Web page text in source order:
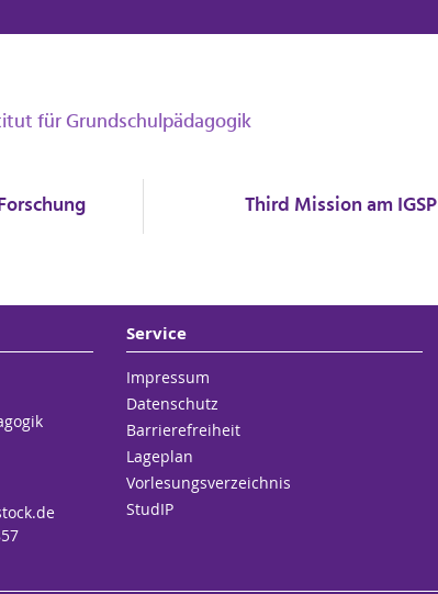
für Grundschulpädagogik
Third Mission am IGSP
.de
Service
Impressum
Datenschutz
Barrierefreiheit
Lageplan
Vorlesungsverzeichnis
StudIP